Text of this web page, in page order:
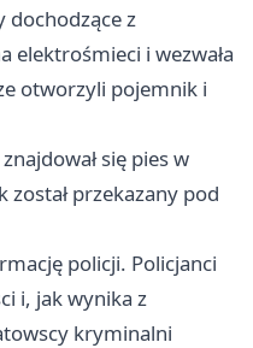
dochodzące z
elektrośmieci i wezwała
otworzyli pojemnik i
się pies w
został przekazany pod
policji. Policjanci
i, jak wynika z
kryminalni